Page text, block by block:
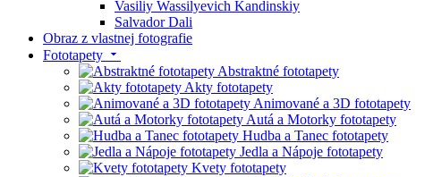
Vasiliy Wassilyevich Kandinskiy
Salvador Dali
Obraz z vlastnej fotografie
Fototapety
Abstraktné fototapety
Akty fototapety
Animované a 3D fototapety
Autá a Motorky fototapety
Hudba a Tanec fototapety
Jedla a Nápoje fototapety
Kvety fototapety